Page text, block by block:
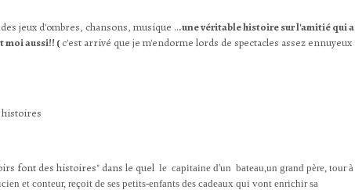
jeux d'ombres, chansons, musique ...une véritable histoire sur l'amitié qui a
moi aussi!! ( c'est arrivé que je m'endorme lords de spectacles assez ennuyeux
font des histoires" dans le quel le capitaine d'un bateau,un grand père, tour à
et conteur,reçoit de ses petits-enfants des cadeaux qui vont enrichir sa